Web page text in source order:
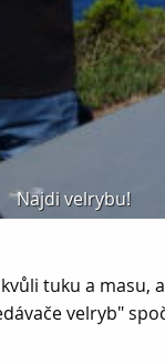
Najdi velrybu!
tuku a masu,
velryb"